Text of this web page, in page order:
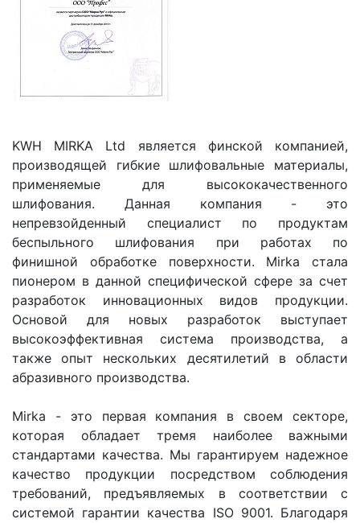
KWH MIRKA Ltd является финской компанией,
производящей гибкие шлифовальные материалы,
применяемые для высококачественного
шлифования. Данная компания - это
непревзойденный специалист по продуктам
беспыльного шлифования при работах по
финишной обработке поверхности. Mirka стала
пионером в данной специфической сфере за счет
разработок инновационных видов продукции.
Основой для новых разработок выступает
высокоэффективная система производства, а
также опыт нескольких десятилетий в области
абразивного производства.
Mirka - это первая компания в своем секторе,
которая обладает тремя наиболее важными
стандартами качества. Мы гарантируем надежное
качество продукции посредством соблюдения
требований, предъявляемых в соответствии с
системой гарантии качества ISO 9001. Благодаря